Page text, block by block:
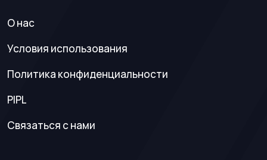
О нас
Условия использования
Политика конфиденциальности
PIPL
Связаться с нами